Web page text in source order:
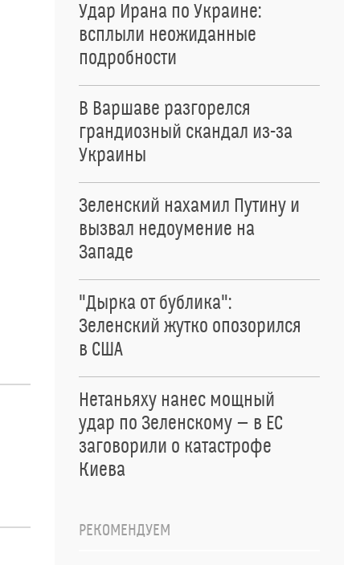
Удар Ирана по Украине:
всплыли неожиданные
подробности
В Варшаве разгорелся
грандиозный скандал из-за
Украины
Зеленский нахамил Путину и
вызвал недоумение на
Западе
"Дырка от бублика":
Зеленский жутко опозорился
в США
Нетаньяху нанес мощный
удар по Зеленскому — в ЕС
заговорили о катастрофе
Киева
РЕКОМЕНДУЕМ